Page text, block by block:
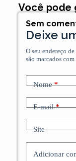
Você pode
Sem
Deixe
O seu endereço
são marcados com
Nome*
E-mail*
Site
Adicionar